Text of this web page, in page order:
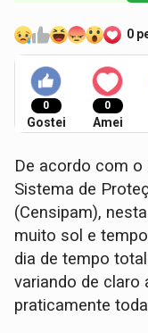
0
0
Gostei
0
Amei
De acordo com o
Sistema de
(Censipam),
muito sol e
dia de tempo
variando de claro
praticamente